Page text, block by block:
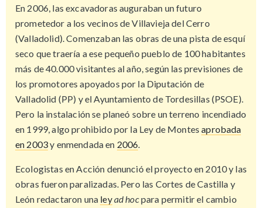
En 2006, las excavadoras auguraban un futuro
prometedor a los vecinos de Villavieja del Cerro
(Valladolid). Comenzaban las obras de una pista de esquí
seco que traería a ese pequeño pueblo de 100 habitantes
más de 40.000 visitantes al año, según las previsiones de
los promotores apoyados por la Diputación de
Valladolid (PP) y el Ayuntamiento de Tordesillas (PSOE).
Pero la instalación se planeó sobre un terreno incendiado
en 1999, algo prohibido por la Ley de Montesaprobada
en 2003y enmendada en 2006.
Ecologistas en Acción denunció el proyecto en 2010 y las
obras fueron paralizadas. Pero las Cortes de Castilla y
León redactaron una leyad hocpara permitir el cambio